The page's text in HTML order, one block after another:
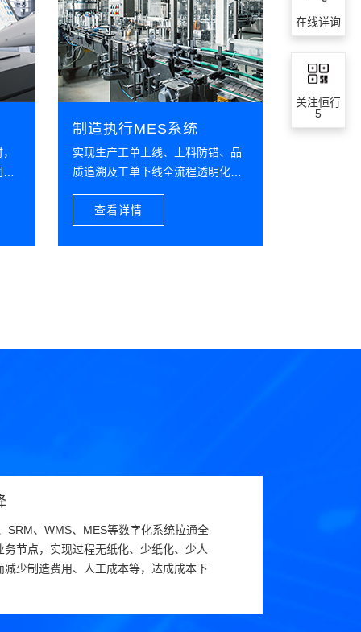
EMS碳中和管理平台，实现能源的接
、碳排放的计量、监控及管理等，同时，
据进行节能降耗，降低成本；
大数据平台，拉通从订单到交付OTD的
生产运营数据，为管理提供数据支持，对
制造执行MES系统
实现生产工单上线、上料防错、品
质追溯及工单下线全流程透明化管
查看详情
SRM、WMS、MES等数字化系统拉通全
务节点，实现过程无纸化、少纸化、少人
减少制造费用、人工成本等，达成成本下
在线详询
关注恒行
5